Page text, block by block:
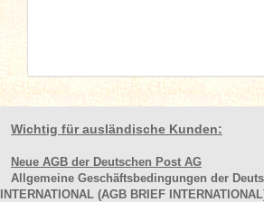
Wichtig für ausländische Kunden:
Neue AGB der Deutschen Post AG
Allgemeine Geschäftsbedingungen der
INTERNATIONAL (AGB BRIEF